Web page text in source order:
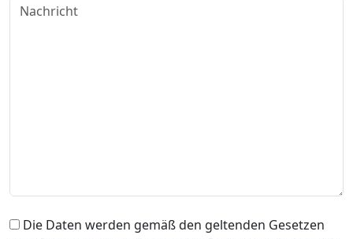
Die Daten werden gemäß den geltenden Gesetzen